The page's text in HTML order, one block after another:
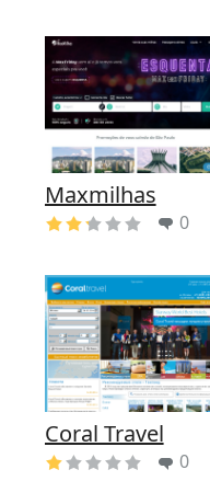
Maxmilhas
0
Coral Travel
0